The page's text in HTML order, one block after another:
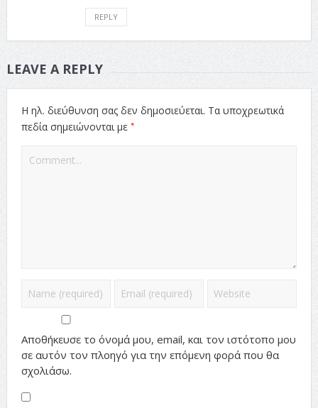
REPLY
LEAVE A REPLY
Η ηλ. διεύθυνση σας δεν δημοσιεύεται. Τα υποχρεωτικά
πεδία σημειώνονται με *
Αποθήκευσε το όνομά μου, email, και τον ιστότοπο μου
σε αυτόν τον πλοηγό για την επόμενη φορά που θα
σχολιάσω.